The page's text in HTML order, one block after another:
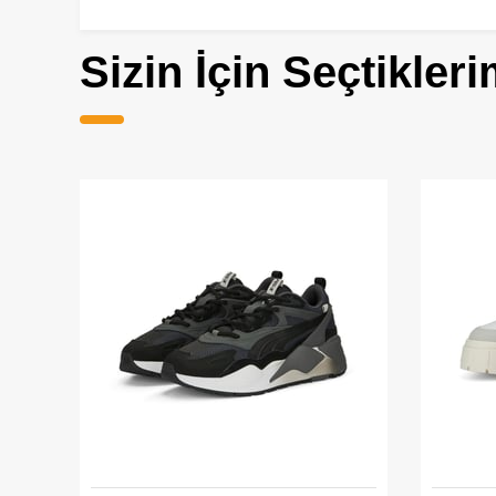
Sizin İçin